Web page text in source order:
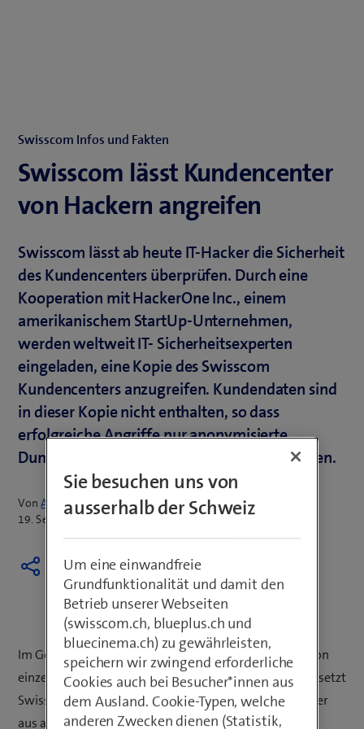
Swisscom Infos und Fakten
Swisscom lässt Kundencenter
von Hackern angreifen
Swisscom lässt ab heute IT-Hacker die Sicherheit
des Kundencenters überprüfen. Durch eine
Kooperation mit HackerOne Inc., einem
amerikanischem StartUp-Unternehmen,
werden weltweit IT- Sicherheitsexperten
eingeladen, eine Kopie des Swisscom
Kundencenters anzugreifen. Kundendaten sind
in dieser Kopie nicht enthalten, so dass
erfolgreiche Angriffe nur anonymisierte
Dummy-Daten zum Vorschein bringen können.
VonArmin Schädeli
19. September 2016
Im Gegensatz zu gewöhnlichen Sicherheitstests, die von
einzelnen Experten einer Firma durchgeführt werden, setzt
Swisscom hier auf den „Crowd Security“-Ansatz. Hacker
aus aller Welt, die sich auf der Plattform „HackerOne“
Sie besuchen uns von
ausserhalb der Schweiz
Um eine einwandfreie
Grundfunktionalität und damit den
Betrieb unserer Webseiten
(swisscom.ch, blueplus.ch und
bluecinema.ch) zu gewährleisten,
speichern wir zwingend erforderliche
Cookies auch bei Besucher*innen aus
dem Ausland. Cookie-Typen, welche
anderen Zwecken dienen (Statistik,